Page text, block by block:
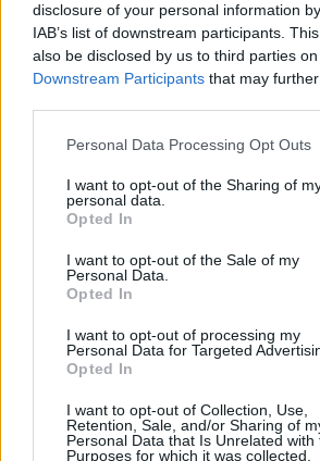
disclosure of your personal information
IAB’s list of downstream participants.
also be disclosed by us to third parties
Downstream Participants that may
Please note that this website/app uses
not limited to your visit or usage
grant or deny consent to Google and its
use your data for below specified
consent section.
Personal Data Processing Opt Outs
I want to opt-out of the Sharing of
personal data.
Opted In
I want to opt-out of the Sale of my
Personal Data.
Opted In
I want to opt-out of processing my
Personal Data for Targeted
Opted In
I want to opt-out of Collection, Use,
Retention, Sale, and/or Sharing of
Personal Data that Is Unrelated with
Purposes for which it was collected.